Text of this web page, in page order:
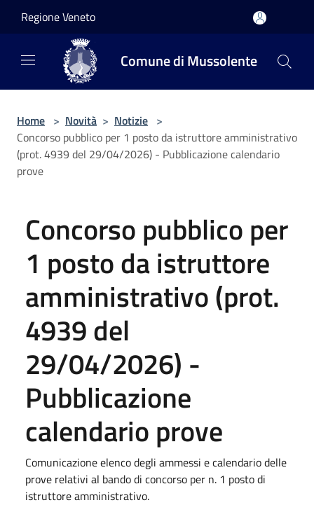
Regione Veneto
Comune di Mussolente
Home > Novità > Notizie >
Concorso pubblico per 1 posto da istruttore amministrativo
(prot. 4939 del 29/04/2026) - Pubblicazione calendario
prove
Concorso pubblico per
1 posto da istruttore
amministrativo (prot.
4939 del
29/04/2026) -
Pubblicazione
calendario prove
Comunicazione elenco degli ammessi e calendario delle
prove relativi al bando di concorso per n. 1 posto di
istruttore amministrativo.